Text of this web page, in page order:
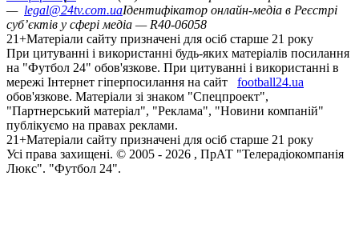
— legal@24tv.com.uaІдентифікатор онлайн-медіа в Реєстрі
суб’єктів у сфері медіа — R40-06058
21+Матеріали сайту призначені для осіб старше 21 року
При цитуванні і використанні будь-яких матеріалів посилання
на "Футбол 24" обов'язкове. При цитуванні і використанні в
мережі Інтернет гіперпосилання на сайт
football24.ua
обов'язкове. Матеріали зі знаком "Спецпроект",
"Партнерський матеріал", "Реклама", "Новини компаній"
публікуємо на правах реклами.
21+Матеріали сайту призначені для осіб старше 21 року
Усi права захищенi. © 2005 - 2026 , ПрАТ "Телерадіокомпанія
Люкс". "Футбол 24".